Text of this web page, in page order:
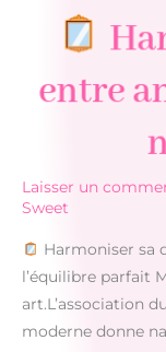
entre
Laisser un
Sweet
Harmoniser sa
l’équilibre parfait
art.L’association
moderne donne